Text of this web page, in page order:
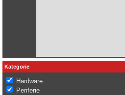
Kategorie
Hardware
Periferie